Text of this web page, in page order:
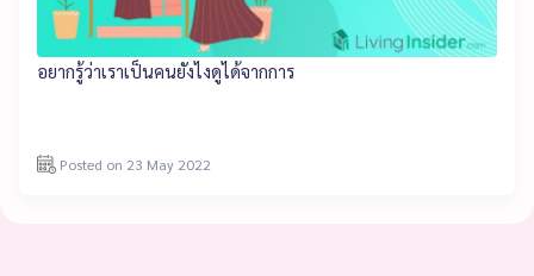
อยากรู้ว่าเราเป็นคนยังไงดูได้จากการ
Posted on 23 May 2022